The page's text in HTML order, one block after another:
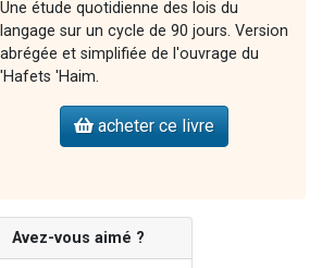
Une étude quotidienne des lois du
langage sur un cycle de 90 jours. Version
abrégée et simplifiée de l'ouvrage du
'Hafets 'Haim.
acheter ce livre
Avez-vous aimé ?